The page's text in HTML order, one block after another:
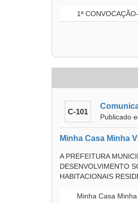
1ª
C-101
Publicado
Minha Casa Minha
A PREFEITURA
DESENVOLVIMENTO
HABITACIONAIS
Minha Casa